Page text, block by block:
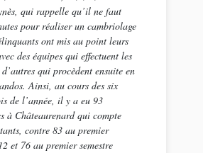
qui rappelle qu’il ne faut
pour réaliser un cambriolage
ont mis au point leurs
des équipes qui effectuent les
qui procèdent ensuite en
Ainsi, au cours des six
de l’année, il y a eu 93
à Châteaurenard qui compte
contre 83 au premier
et 76 au premier semestre